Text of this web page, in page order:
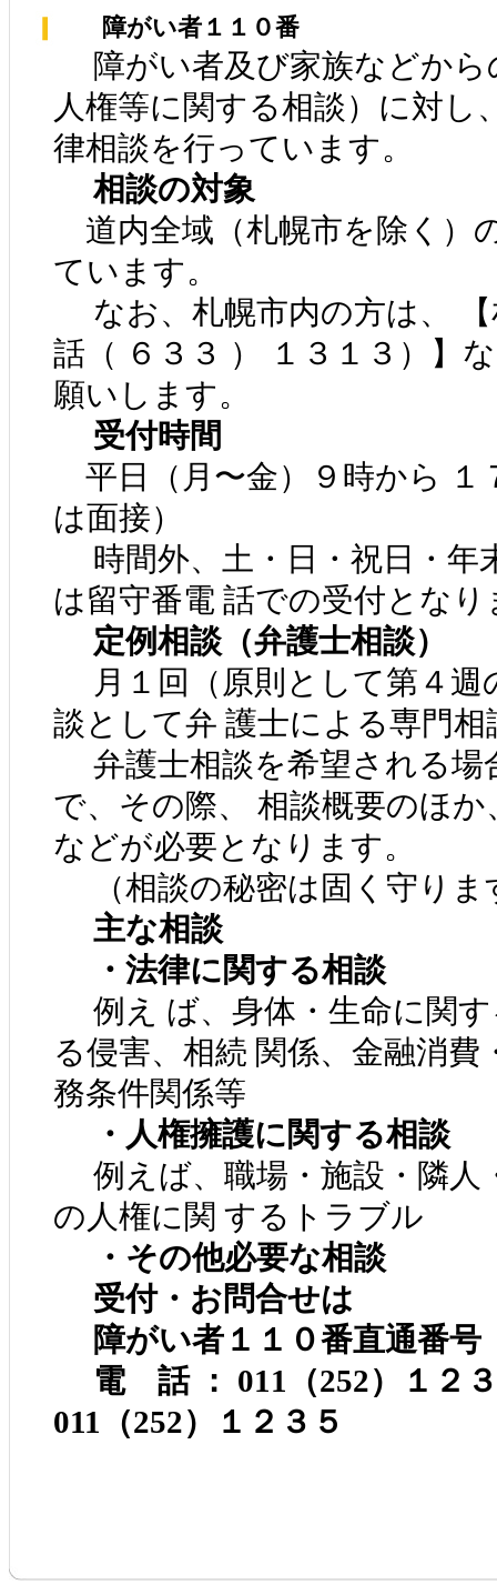
障がい者１１０番
障がい者及び家族などから
人権等に関する相談）に対し
律相談を行っています。
相談の対象
道内全域（札幌市を除く）
ています。
なお、札幌市内の方は、 【
話（ ６３３ ） １３１３）】
願いします。
受付時間
平日（月〜金）９時から １
は面接）
時間外、土・日・祝日・年
は留守番電 話での受付となり
定例相談（弁護士相談）
月１回（原則として第４週
談として弁 護士による専門
弁護士相談を希望される場
で、その際、 相談概要のほ
などが必要となります。
（相談の秘密は固く守りま
主な相談
・法律に関する相談
例え ば、身体・生命に関す
る侵害、相続 関係、金融消費
務条件関係等
・人権擁護に関する相談
例えば、職場・施設・隣人
の人権に関 するトラブル
・その他必要な相談
受付・お問合せは
障がい者１１０番直通番号
電 話 ： 011（252）１
011（252）１２３５